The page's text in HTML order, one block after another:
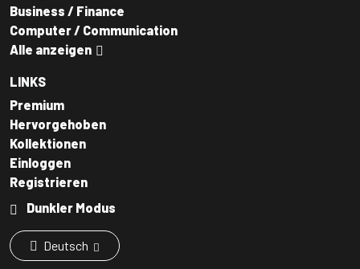
Business / Finance
Computer / Communication
Alle anzeigen
LINKS
Premium
Hervorgehoben
Kollektionen
Einloggen
Registrieren
Dunkler Modus
Deutsch